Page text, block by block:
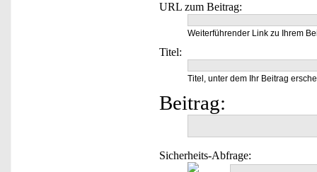
URL zum Beitrag:
Weiterführender Link zu Ihrem
Titel:
Titel, unter dem Ihr Beitrag
Beitrag:
Sicherheits-Abfrage: